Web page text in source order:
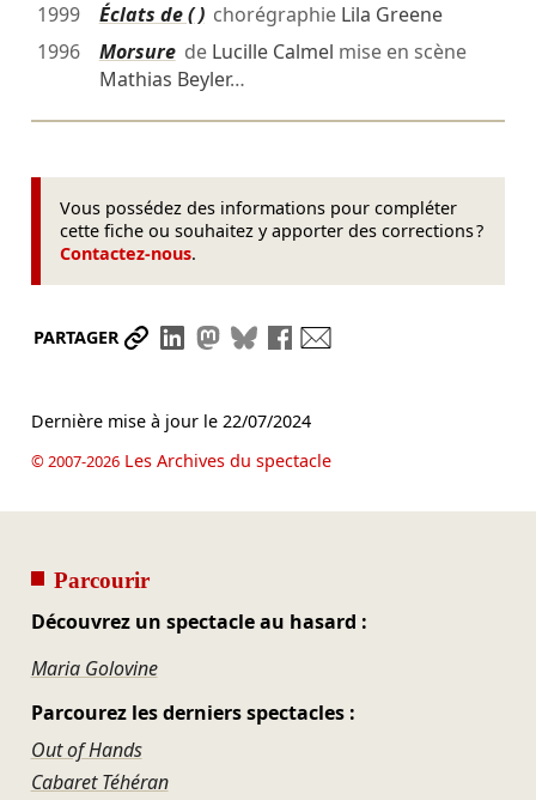
1999
Éclats de ( )chorégraphie Lila Greene
1996
Morsurede Lucille Calmel mise en scène
Mathias Beyler…
Vous possédez des informations pour compléter
cette fiche ou souhaitez y apporter des corrections ?
Contactez-nous.
PARTAGER Partager le lien
Partager sur LinkedIn
Partager sur Mastodon
Partager sur Bluesky
Partager sur Facebook
Dernière mise à jour le 22/07/2024
© 2007-2026Les Archives du spectacle
Parcourir
Découvrez un spectacle au hasard :
Maria Golovine
Parcourez les derniers spectacles :
Out of Hands
Cabaret Téhéran